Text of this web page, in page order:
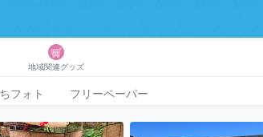
地域関連グッズ
フォト フリーペーパー